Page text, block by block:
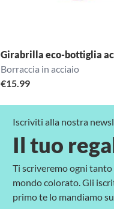
Girabrilla eco-bottiglia
Borraccia in acciaio
€15.99
Iscriviti alla nostra
Il tuo
Ti scriveremo ogni
mondo colorato. Gli
primo te lo mandiamo